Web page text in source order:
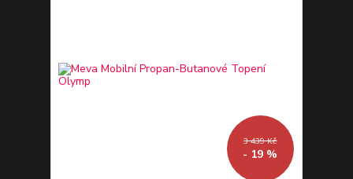
3 439 Kč
- 19 %